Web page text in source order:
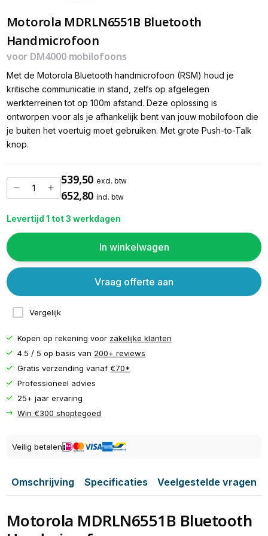
Motorola MDRLN6551B Bluetooth
Handmicrofoon
voor DM4000 mobilofoons
Met de Motorola Bluetooth handmicrofoon (RSM) houd je
kritische communicatie in stand, zelfs op afgelegen
werkterreinen tot op 100m afstand. Deze oplossing is
ontworpen voor als je afhankelijk bent van jouw mobilofoon die
je buiten het voertuig moet gebruiken. Met grote Push-to-Talk
knop.
539,50 excl. btw
652,80 incl. btw
Levertijd 1 tot 3 werkdagen
In winkelwagen
Vergelijk
Vraag offerte aan
Kopen op rekening voor zakelijke klanten
4.5 / 5 op basis van 200+ reviews
Gratis verzending vanaf€70*
Professioneel advies
25+ jaar ervaring
Win €300 shoptegoed
Veilig betalen
Omschrijving Specificaties Veelgestelde vragen
Motorola MDRLN6551B Bluetooth